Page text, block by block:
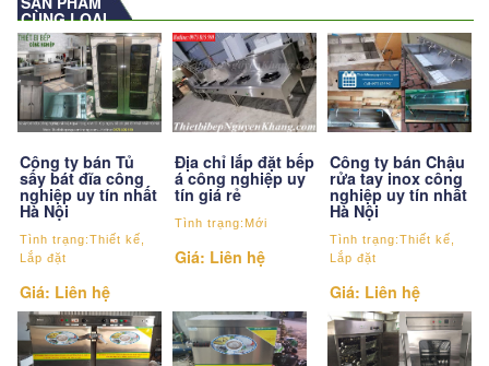
CÙNG LOẠI
Công ty bán Tủ
sấy bát đĩa công
nghiệp uy tín nhất
Hà Nội
Tình trạng:Thiết kế,
Lắp đặt
Giá: Liên hệ
Địa chỉ lắp đặt bếp
á công nghiệp uy
tín giá rẻ
Tình trạng:Mới
Giá: Liên hệ
Công ty bán Chậu
rửa tay inox công
nghiệp uy tín nhất
Hà Nội
Tình trạng:Thiết kế,
Lắp đặt
Giá: Liên hệ